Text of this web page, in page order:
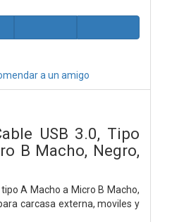
a un amigo
USB 3.0, Tipo
B Macho, Negro,
A Macho a Micro B Macho,
carcasa externa, moviles y